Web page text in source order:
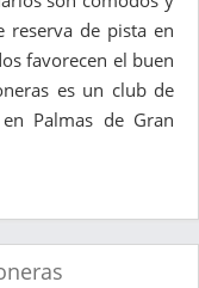
reserva de pista en
favorecen el buen
es un club de
Palmas de Gran